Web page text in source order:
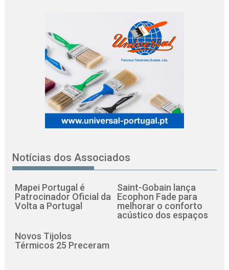
Notícias dos Associados
Mapei Portugal é
Patrocinador Oficial da
Volta a Portugal
Saint-Gobain lança
Ecophon Fade para
melhorar o conforto
acústico dos espaços
Novos Tijolos
Térmicos 25 Preceram